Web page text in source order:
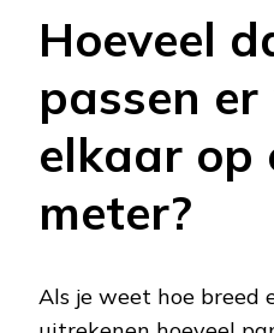
Hoeveel
passen
elkaar op
meter?
Als je weet hoe breed